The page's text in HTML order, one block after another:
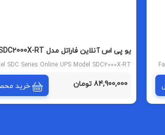
یو پی اس آنلاین فاراتل مدل SDC2000X-RT
SDC Series Online UPS Model SDC2000X-RT
84,900,000 تومان خرید